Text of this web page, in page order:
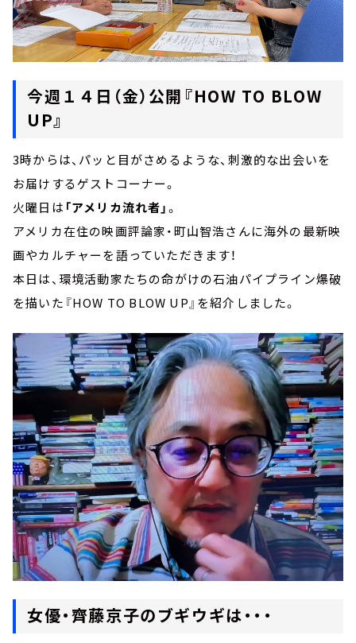
今週１４日（金）公開『HOW TO BLOW
UP』
3時からは、パッと目がさめるような、刺激的な出会いを
お届けするゲストコーナー。
火曜日は 「アメリカ流れ者」。
アメリカ在住の映画評論家・町山智浩さんに海外の最新映
画やカルチャーを語っていただきます！
本日は、環境活動家たちの命がけの石油パイプライン爆破
を描いた『HOW TO BLOW UP』を紹介しました。
女優・齊藤京子のブギウギは・・・